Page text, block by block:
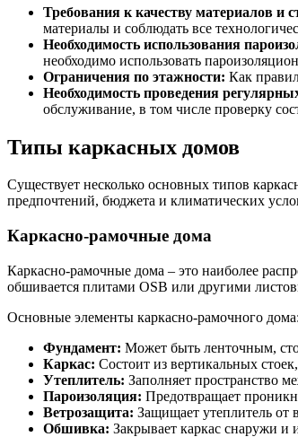
Требования к качеству материалов и
материалы и соблюдать все
Необходимость использования
необходимо использовать
Ограничения по этажности: Как
Необходимость проведения
обслуживание, в том числе проверку
Типы каркасных домов
Существует несколько основных типов
предпочтений, бюджета и климатических
Каркасно-рамочные дома
Каркасно-рамочные дома – это наиболее
обшивается плитами OSB или другими
Основные элементы каркасно-рамочного дома:
Фундамент: Может быть ленточным,
Каркас: Состоит из вертикальных
Утеплитель: Заполняет пространство
Пароизоляция: Предотвращает
Ветрозащита: Защищает утеплитель от
Обшивка: Закрывает каркас снаружи и